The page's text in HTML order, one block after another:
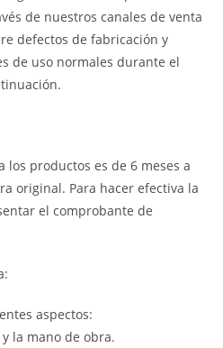
de nuestros canales de venta
defectos de fabricación y
de uso normales durante el
los productos es de 6 meses a
original. Para hacer efectiva la
el comprobante de
aspectos:
la mano de obra.